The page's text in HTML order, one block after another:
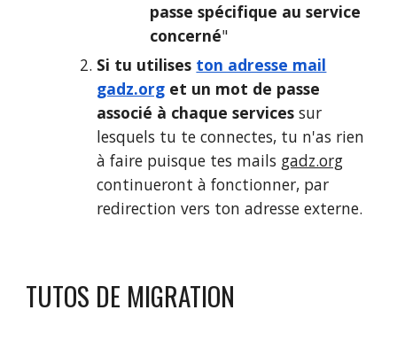
passe spécifique au service
concerné"
Si tu utilises ton adresse mail
gadz.org et un mot de passe
associé à chaque servicessur
lesquels tu te connectes, tu n'as rien
à faire puisque tes mails gadz.org
continueront à fonctionner, par
redirection vers ton adresse externe.
TUTOS DE MIGRATION